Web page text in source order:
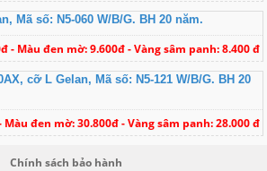
Mã số: N5-060 W/B/G. BH 20 năm.
- Màu đen mờ: 9.600đ - Vàng sâm panh: 8.400 đ
cỡ L Gelan, Mã số: N5-121 W/B/G. BH 20
Màu đen mờ: 30.800đ - Vàng sâm panh: 28.000 đ
Chính sách bảo hành